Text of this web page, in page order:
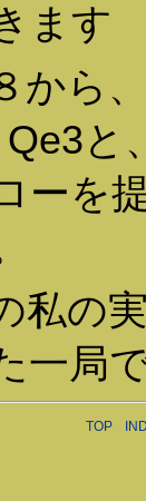
ます
から
と
ーを
私の
一局
TOP